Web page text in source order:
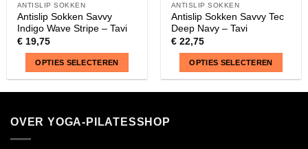
ANTISLIP SOKKEN
Antislip Sokken Savvy
Indigo Wave Stripe – Tavi
€19,75
OPTIES SELECTEREN
meerdere
variaties.
ANTISLIP SOKKEN
Antislip Sokken Savvy Tec
Deep Navy – Tavi
€22,75
OPTIES SELECTEREN
OVER YOGA-PILATESSHOP